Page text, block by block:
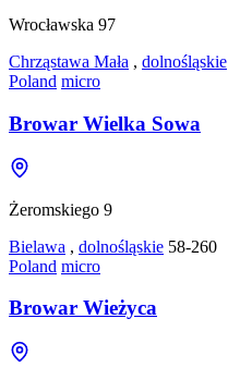
Wrocławska 97
Chrząstawa Mała , dolnośląskie
Poland micro
Browar Wielka Sowa
Żeromskiego 9
Bielawa , dolnośląskie 58-260
Poland micro
Browar Wieżyca